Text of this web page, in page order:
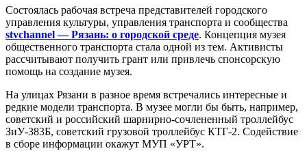
Состоялась рабочая встреча представителей городского
управления культуры, управления транспорта и сообщества
stvchannel — Рязань: о городской среде. Концепция музея
общественного транспорта стала одной из тем. Активисты
рассчитывают получить грант или привлечь спонсорскую
помощь на создание музея.
На улицах Рязани в разное время встречались интересные и
редкие модели транспорта. В музее могли бы быть, например,
советский и российский шарнирно-сочлененный троллейбус
ЗиУ-383Б, советский грузовой троллейбус КТГ-2. Содействие
в сборе информации окажут МУП «УРТ».